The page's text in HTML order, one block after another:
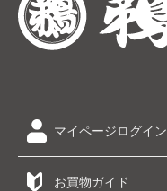
マイページログイン
お買物ガイド